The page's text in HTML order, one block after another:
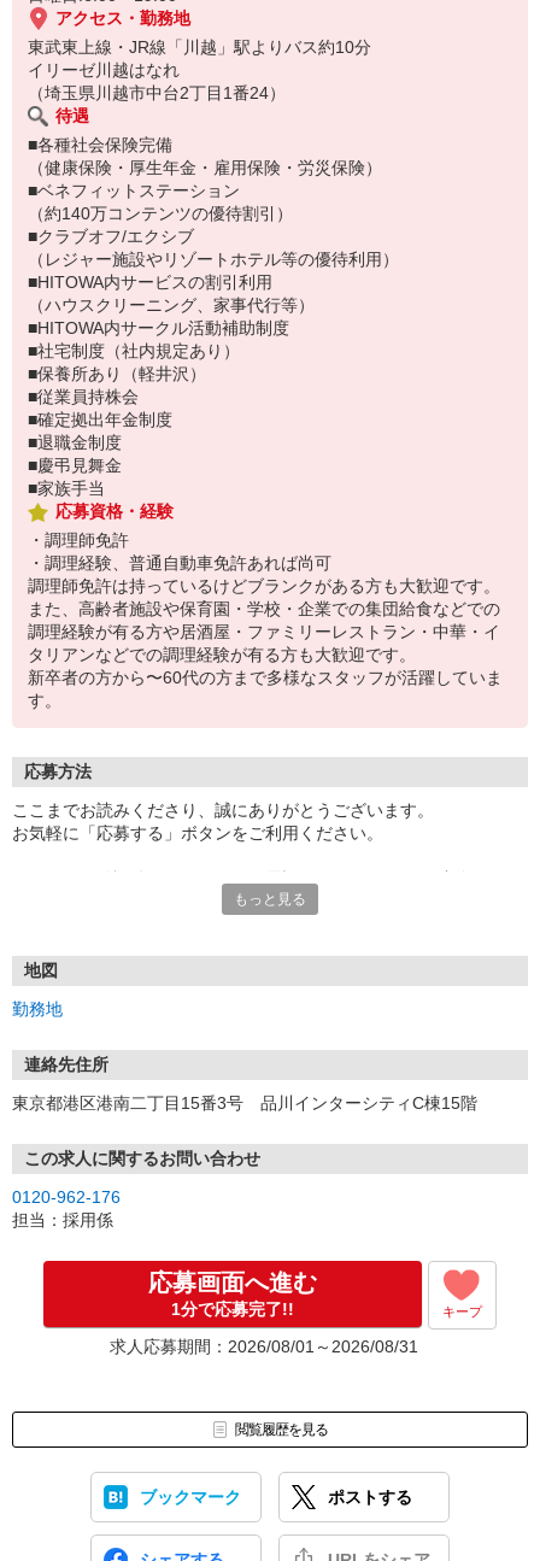
アクセス・勤務地
東武東上線・JR線「川越」駅よりバス約10分
イリーゼ川越はなれ
（埼玉県川越市中台2丁目1番24）
待遇
■各種社会保険完備
（健康保険・厚生年金・雇用保険・労災保険）
■ベネフィットステーション
（約140万コンテンツの優待割引）
■クラブオフ/エクシブ
（レジャー施設やリゾートホテル等の優待利用）
■HITOWA内サービスの割引利用
（ハウスクリーニング、家事代行等）
■HITOWA内サークル活動補助制度
■社宅制度（社内規定あり）
■保養所あり（軽井沢）
■従業員持株会
■確定拠出年金制度
■退職金制度
■慶弔見舞金
■家族手当
応募資格・経験
・調理師免許
・調理経験、普通自動車免許あれば尚可
調理師免許は持っているけどブランクがある方も大歓迎です。
また、高齢者施設や保育園・学校・企業での集団給食などでの
調理経験が有る方や居酒屋・ファミリーレストラン・中華・イ
タリアンなどでの調理経験が有る方も大歓迎です。
新卒者の方から〜60代の方まで多様なスタッフが活躍していま
す。
応募方法
ここまでお読みくださり、誠にありがとうございます。
お気軽に「応募する」ボタンをご利用ください。
お電話の際は「イーアイデムを見た」と伝えるとスムーズです。
もっと見る
地図
勤務地
連絡先住所
東京都港区港南二丁目15番3号 品川インターシティC棟15階
この求人に関するお問い合わせ
0120-962-176
担当：採用係
応募画面へ進む
1分で応募完了!! キープ
求人応募期間：2026/08/01～2026/08/31
閲覧履歴を見る
ブックマーク ポストする